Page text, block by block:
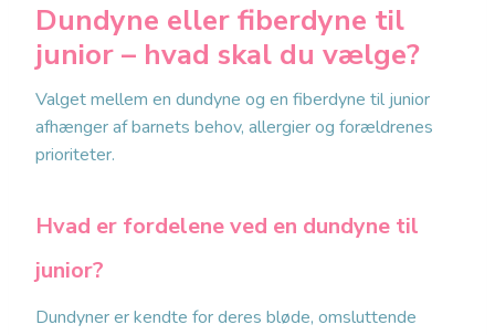
Dundyne eller fiberdyne til
junior – hvad skal du vælge?
Valget mellem en dundyne og en fiberdyne til junior
afhænger af barnets behov, allergier og forældrenes
prioriteter.
Hvad er fordelene ved en dundyne til
junior?
Dundyner er kendte for deres bløde, omsluttende